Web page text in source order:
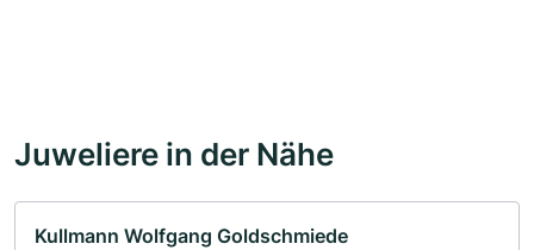
Juweliere in der Nähe
Kullmann Wolfgang Goldschmiede